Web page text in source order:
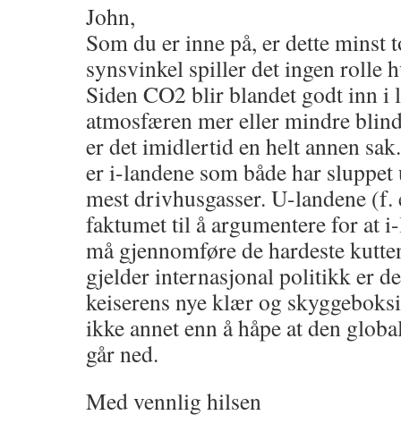
John,
Som du er inne på, er dette minst
synsvinkel spiller det ingen rolle
Siden CO2 blir blandet godt inn i
atmosfæren mer eller mindre
er det imidlertid en helt annen
er i-landene som både har
mest drivhusgasser. U-landene
faktumet til å argumentere for at
må gjennomføre de hardeste
gjelder internasjonal politikk er
keiserens nye klær og
ikke annet enn å håpe at den
går ned.
Med vennlig hilsen